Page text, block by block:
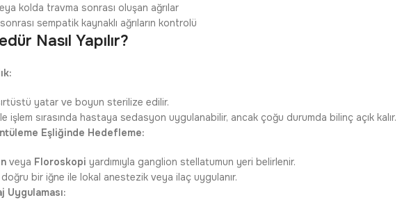
kolda travma sonrası oluşan ağrılar
sempatik kaynaklı ağrıların kontrolü
Nasıl Yapılır?
yatar ve boyun sterilize edilir.
işlem sırasında hastaya sedasyon uygulanabilir, ancak çoğu durumda bilinç açık kalır.
Eşliğinde Hedefleme:
veya Floroskopi yardımıyla ganglion stellatumun yeri belirlenir.
bir iğne ile lokal anestezik veya ilaç uygulanır.
Uygulaması: